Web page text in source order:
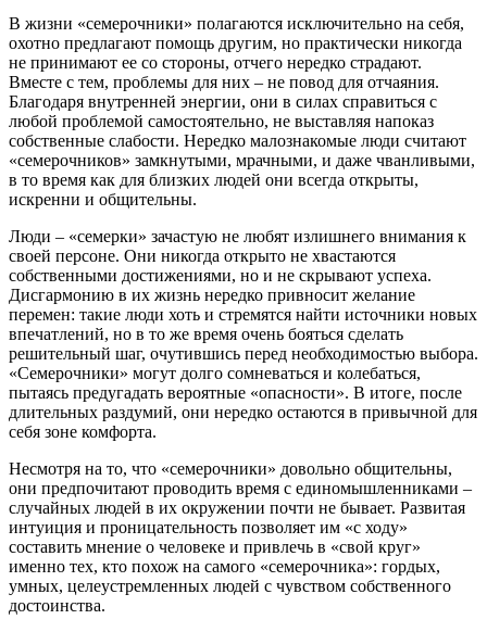
В жизни «семерочники» полагаются исключительно на себя,
охотно предлагают помощь другим, но практически никогда
не принимают ее со стороны, отчего нередко страдают.
Вместе с тем, проблемы для них – не повод для отчаяния.
Благодаря внутренней энергии, они в силах справиться с
любой проблемой самостоятельно, не выставляя напоказ
собственные слабости. Нередко малознакомые люди считают
«семерочников» замкнутыми, мрачными, и даже чванливыми,
в то время как для близких людей они всегда открыты,
искренни и общительны.
Люди – «семерки» зачастую не любят излишнего внимания к
своей персоне. Они никогда открыто не хвастаются
собственными достижениями, но и не скрывают успеха.
Дисгармонию в их жизнь нередко привносит желание
перемен: такие люди хоть и стремятся найти источники новых
впечатлений, но в то же время очень бояться сделать
решительный шаг, очутившись перед необходимостью выбора.
«Семерочники» могут долго сомневаться и колебаться,
пытаясь предугадать вероятные «опасности». В итоге, после
длительных раздумий, они нередко остаются в привычной для
себя зоне комфорта.
Несмотря на то, что «семерочники» довольно общительны,
они предпочитают проводить время с единомышленниками –
случайных людей в их окружении почти не бывает. Развитая
интуиция и проницательность позволяет им «с ходу»
составить мнение о человеке и привлечь в «свой круг»
именно тех, кто похож на самого «семерочника»: гордых,
умных, целеустремленных людей с чувством собственного
достоинства.